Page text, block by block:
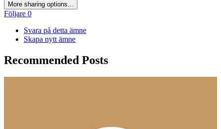
More sharing options...
Följare 0
Svara på detta ämne
Skapa nytt ämne
Recommended Posts